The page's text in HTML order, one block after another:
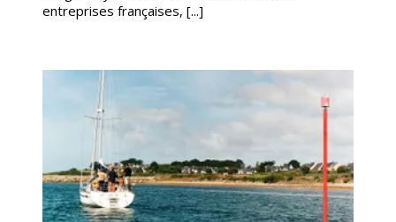
entreprises françaises, [...]